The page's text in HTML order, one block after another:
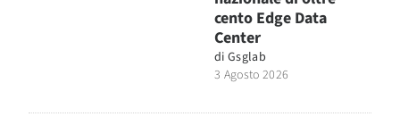
cento Edge Data
Center
di Gsglab
3 Agosto 2026